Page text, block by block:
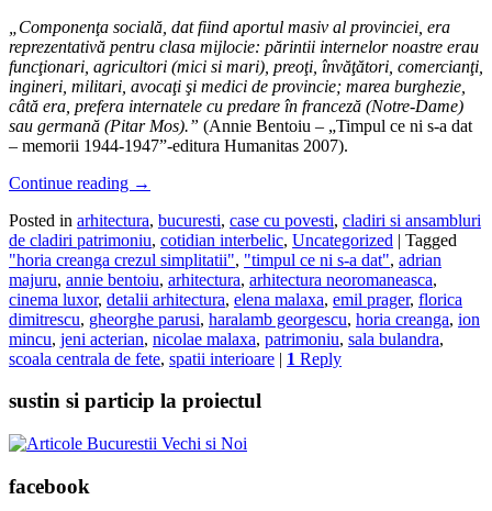
„Componenţa socială, dat fiind aportul masiv al provinciei, era
reprezentativă pentru clasa mijlocie: părintii internelor noastre erau
funcţionari, agricultori (mici si mari), preoţi, învăţători, comercianţi,
ingineri, militari, avocaţi şi medici de provincie; marea burghezie,
câtă era, prefera internatele cu predare în franceză (Notre-Dame)
sau germană (Pitar Mos).” (Annie Bentoiu – „Timpul ce ni s-a dat
– memorii 1944-1947”-editura Humanitas 2007).
Continue reading →
Posted in arhitectura, bucuresti, case cu povesti, cladiri si ansambluri
de cladiri patrimoniu, cotidian interbelic, Uncategorized | Tagged
"horia creanga crezul simplitatii", "timpul ce ni s-a dat", adrian
majuru, annie bentoiu, arhitectura, arhitectura neoromaneasca,
cinema luxor, detalii arhitectura, elena malaxa, emil prager, florica
dimitrescu, gheorghe parusi, haralamb georgescu, horia creanga, ion
mincu, jeni acterian, nicolae malaxa, patrimoniu, sala bulandra,
scoala centrala de fete, spatii interioare | 1 Reply
sustin si particip la proiectul
facebook